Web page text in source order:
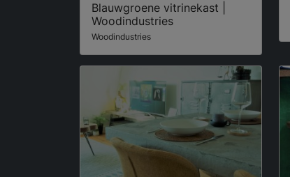
Blauwgroene vitrinekast |
Woodindustries
Woodindustries